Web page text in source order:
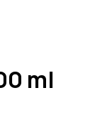
ml